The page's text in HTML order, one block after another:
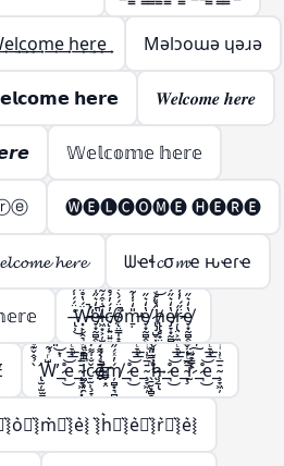
h͢e͢r͢e͢ Mǝlɔoɯǝ ɥǝɹǝ
𝗵𝗲𝗿𝗲 𝑾𝒆𝒍𝒄𝒐𝒎𝒆 𝒉𝒆𝒓𝒆
𝕎𝕖𝕝𝕔𝕠𝕞𝕖 𝕙𝕖𝕣𝕖
🅦🅔🅛🅒🅞🅜🅔 🅗🅔🅡🅔
𝓱𝓮𝓻𝓮 ᗯҽɬ𝓬σ𝓶ҽ ԋҽɾҽ
̶̢̹͑̈́́̍́͌͘͜Ẅ̶̵̛͓̙̣̯͉̳̣́̔̊̋̃̔̋̍̿̀͒̕̚͠͝e̸̵̞͙̰̻̭̖̭͓̫͔̩̔̒͛̋͑̅̍͐̚͜l̷̶͖͙͕̦̫̺̣̙̳͚̄̇͒́͂̈́͆̇͑͗̽͘͘c̸̵̨̜͍̤͍͍͖̦͎̓́̓́̊̊̆̈̑̀̊͐́ǫ̸̴̤̳̩̝̭̗͉̣̱̦͒̈́́̀͒̅̽̿̽͘̚m̵̵̱̣̎̒̍̾̃̔̋̍̿̀͒̕͝e̸̞͙̰̻̭̖̭͓̫̔̒͛̋͜ ̷̢̡̺̥͎̝͈̬͈̳̈́̔͑͝h̸̵̢̢̥̟̤̜̺̳̣̔͑̊̇̀̏̈́̍̋̄̃̔̋̍̿̀͒͝ͅe̸̷̡̞͙̰̻̭̖̭͓̫̭̱̬̔̒͛̋͐̏͊͜͠͝ŗ̷̵̢̤͕̼̣̈̋́̓̾̄̿̃̔̋̍̿̀͒͜͜͝e̸̞͙̰̻̭̖̭͓̫̔̒͛̋͜
̢̛̫̦̫̫̪͍̪̝̳̠̖̠̀̉̂̌͊ͩ̑͌̀W̶̨̺͕̖̗͕̮̭̳͈̙̩͑ͬ̉͂͋̈́ͯ͂ͨͭ̇͐͊͆̑̏̋ͭ́̋̓ͮ̾ͭ̆̇̚̕͢͜͠͡_̶̷̧̢͉̠̘̹̼͚̣͇͍̊ͪͨ̊̈́ͩ̎͆̔ͨ̊͐ͣ̈̀͐ͫ͜͝͞͠ͅe_̴̧̞͖̦͓̞̗̙͚̄̅ͭ͗ͥ̈́̇ͬͧͣ͘͞͡l̶̵̷̛͚̗̥̯̞͎̖̬̝̤̯͈̭͓̪̗̫̱̜͙̗̦̤̪̝̳͎̝̝̳̦̲͉̩̠͆̿ͩ͊̒͛ͪ͐̅ͩ̅ͭ͑͌̽̍̾̐ͬ̔̏͂̎̔̀͛͒͝͠ͅç̷̢̠̫̹̞̞̲̬̤͎͚̗̐̍͌̒̇̀̈́̊̂̓ͣͮ̏̽͗ͥͭ̓̌̐̽̐ͭ͜͜͢ͅo̶̶̴̸̬̮̜̳̬͙̤̗͎̗̦̲͕̠̰̱̣͕̮̰͇̖͚̫̬̲ͤ͛̑͌̇ͭ́͊̍̈̏͛͑̈ͮ̏̆ͩ̇̊̂͘̚͘͢͡ͅḿ̸̦̻͙͉̻̟̲̭̟͓̬̓ͯ́̋̓ͮ̾ͭ̆̇͞͡_̶̷̧̢͉̠̘̹̼͚̣͇͍̊ͪͨ̊̈́ͩ̎͆̔ͨ̊͐ͣ̈̀͐ͫ͜͝͞͠ͅe_̴̧̞͖̦̄̅ͭ͗ͥ ̖̱̮͙̻̞̦̙̝͖ͫ̿̎͊̀̇͡͠͝h̷̸̢̝͕̥̗̜̹̠͉̗ͮ̒̌͆͑͌̀͆̀̇ͦ͒̓́̋̓ͮ̾ͭ̆̇͢͟͞͡ͅ_̶̷̧̢͉̠̘̹̼͚̣͇͍̊ͪͨ̊̈́ͩ̎͆̔ͨ̊͐ͣ̈̀͐ͫ͜͝͞͠ͅe_̴̧̢̞͖̦͉̲̬̤͙̪͎̣̰̱̘̯̜̭̖̲̄̅ͭ͗ͥ͒ͫ̃ͪ͒̓ͦ̓͒̎͂̌͌̾̀̄͊ͫ͘͘͢͜͜r̴̷̨̨̢̢̫̯͇̙̱̫͇͇͎̒ͩ̓́̈ͥ͗̓ͤ̊́͒ͬ̓̀́̋̓ͮ̾ͭ̆̇̕͜͠͡ͅ_̶̷̧̢͉̠̘̹̼͚̣͇͍̊ͪͨ̊̈́ͩ̎͆̔ͨ̊͐ͣ̈̀͐ͫ͜͝͞͠ͅe_̴̧̞͖̦̄̅ͭ͗ͥ
͛⦚h͛⦚͛⦚e͛⦚͛⦚r͛⦚͛⦚e͛⦚